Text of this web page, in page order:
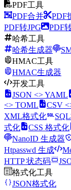
PDF工具
PDF合并
PDF
PDF转JPG
PDF
哈希工具
哈希生成器
HMAC工具
HMAC生成器
开发工具
JSON <> YAML
<> TOML
CSV
XML格式化
式化
CSS 格式化
NanoID 生成器
Htpasswd 生成
HTTP 状态码
格式化工具
JSON格式化